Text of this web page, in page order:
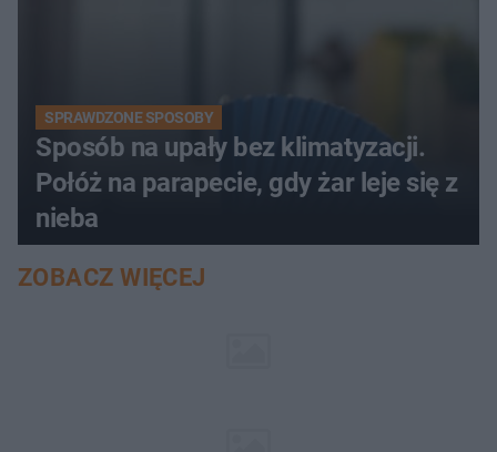
SPRAWDZONE SPOSOBY
Sposób na upały bez klimatyzacji.
Połóż na parapecie, gdy żar leje się z
nieba
ZOBACZ WIĘCEJ